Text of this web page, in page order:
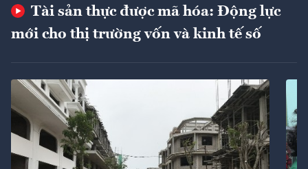
Tài sản thực được mã hóa: Động lực
mới cho thị trường vốn và kinh tế số